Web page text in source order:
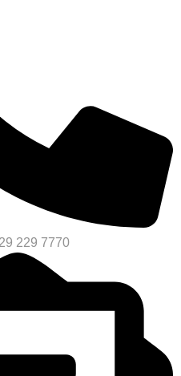
229 7770